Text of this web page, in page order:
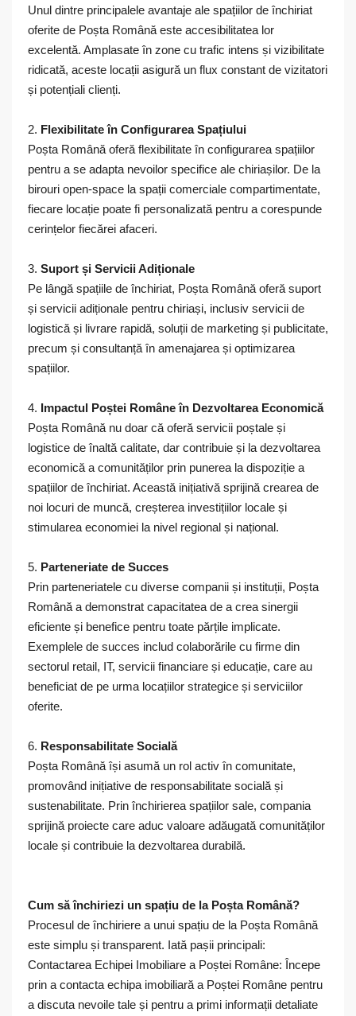
Unul dintre principalele avantaje ale spațiilor de închiriat
oferite de Poșta Română este accesibilitatea lor
excelentă. Amplasate în zone cu trafic intens și vizibilitate
ridicată, aceste locații asigură un flux constant de vizitatori
și potențiali clienți.
2. Flexibilitate în Configurarea Spațiului
Poșta Română oferă flexibilitate în configurarea spațiilor
pentru a se adapta nevoilor specifice ale chiriașilor. De la
birouri open-space la spații comerciale compartimentate,
fiecare locație poate fi personalizată pentru a corespunde
cerințelor fiecărei afaceri.
3. Suport și Servicii Adiționale
Pe lângă spațiile de închiriat, Poșta Română oferă suport
și servicii adiționale pentru chiriași, inclusiv servicii de
logistică și livrare rapidă, soluții de marketing și publicitate,
precum și consultanță în amenajarea și optimizarea
spațiilor.
4. Impactul Poștei Române în Dezvoltarea Economică
Poșta Română nu doar că oferă servicii poștale și
logistice de înaltă calitate, dar contribuie și la dezvoltarea
economică a comunităților prin punerea la dispoziție a
spațiilor de închiriat. Această inițiativă sprijină crearea de
noi locuri de muncă, creșterea investițiilor locale și
stimularea economiei la nivel regional și național.
5. Parteneriate de Succes
Prin parteneriatele cu diverse companii și instituții, Poșta
Română a demonstrat capacitatea de a crea sinergii
eficiente și benefice pentru toate părțile implicate.
Exemplele de succes includ colaborările cu firme din
sectorul retail, IT, servicii financiare și educație, care au
beneficiat de pe urma locațiilor strategice și serviciilor
oferite.
6. Responsabilitate Socială
Poșta Română își asumă un rol activ în comunitate,
promovând inițiative de responsabilitate socială și
sustenabilitate. Prin închirierea spațiilor sale, compania
sprijină proiecte care aduc valoare adăugată comunităților
locale și contribuie la dezvoltarea durabilă.
Cum să închiriezi un spațiu de la Poșta Română?
Procesul de închiriere a unui spațiu de la Poșta Română
este simplu și transparent. Iată pașii principali:
Contactarea Echipei Imobiliare a Poștei Române: Începe
prin a contacta echipa imobiliară a Poștei Române pentru
a discuta nevoile tale și pentru a primi informații detaliate